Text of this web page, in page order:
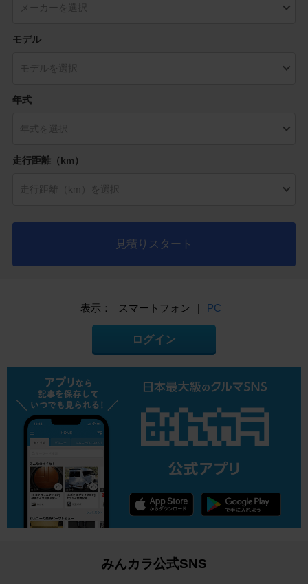
モデル
年式
走行距離（km）
見積りスタート
表示： スマートフォン | PC
ログイン
みんカラ公式SNS